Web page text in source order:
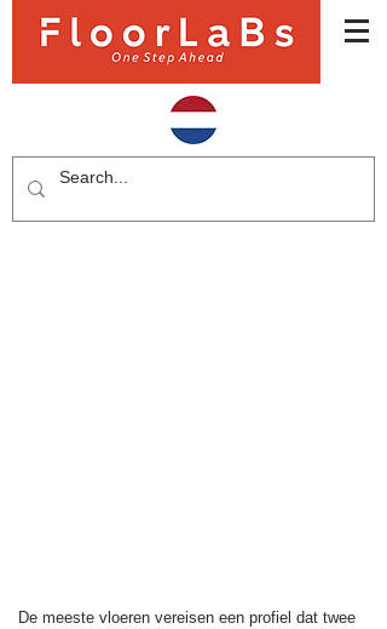
De meeste vloeren vereisen een profiel dat twee